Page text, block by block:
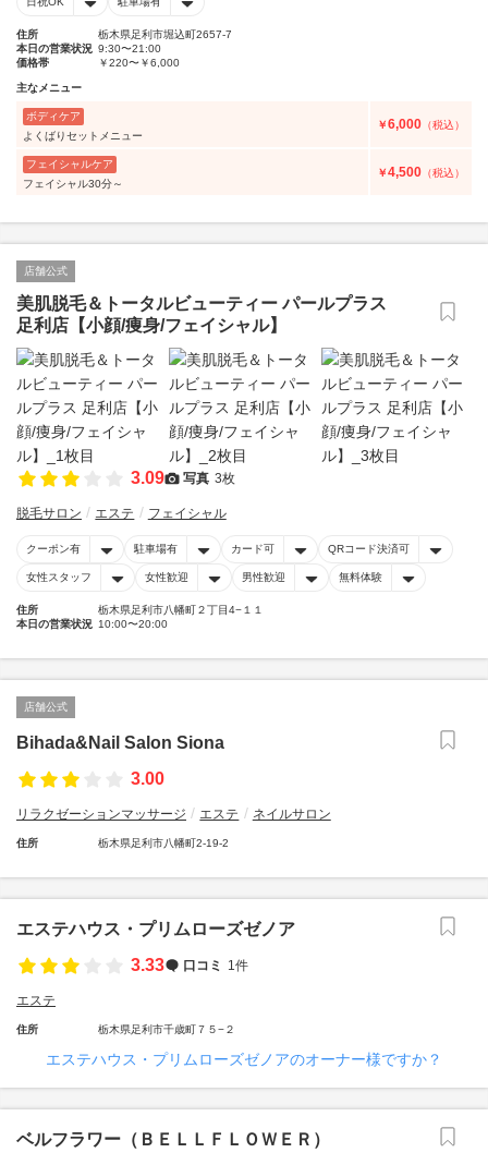
住所
栃木県足利市堀込町2657-7
本日の営業状況 9:30〜21:00
価格帯
￥220〜￥6,000
主なメニュー
ボディケア
よくばりセットメニュー
￥6,000 （税込）
フェイシャルケア
フェイシャル30分～
￥4,500 （税込）
店舗公式
美肌脱毛＆トータルビューティー パールプラス
足利店【小顔/痩身/フェイシャル】
3.09 写真 3枚
脱毛サロン エステ フェイシャル
クーポン有 駐車場有 カード可 QRコード決済可
女性スタッフ 女性歓迎 男性歓迎 無料体験
住所
栃木県足利市八幡町２丁目4−１１
本日の営業状況 10:00〜20:00
店舗公式
Bihada&Nail Salon Siona
3.00
リラクゼーションマッサージ エステ ネイルサロン
住所 栃木県足利市八幡町2-19-2
エステハウス・プリムローズゼノア
3.33
口コミ 1件
エステ
住所 栃木県足利市千歳町７５−２
エステハウス・プリムローズゼノアのオーナー様ですか？
ベルフラワー（ＢＥＬＬＦＬＯＷＥＲ）